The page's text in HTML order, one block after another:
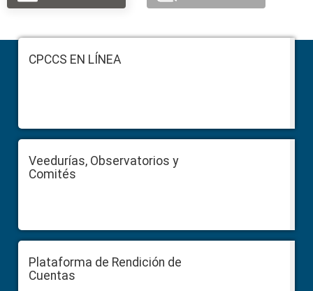
FooterCPCCS EN LÍNEA
Veedurías, Observatorios y
Comités
Plataforma de Rendición de
Cuentas